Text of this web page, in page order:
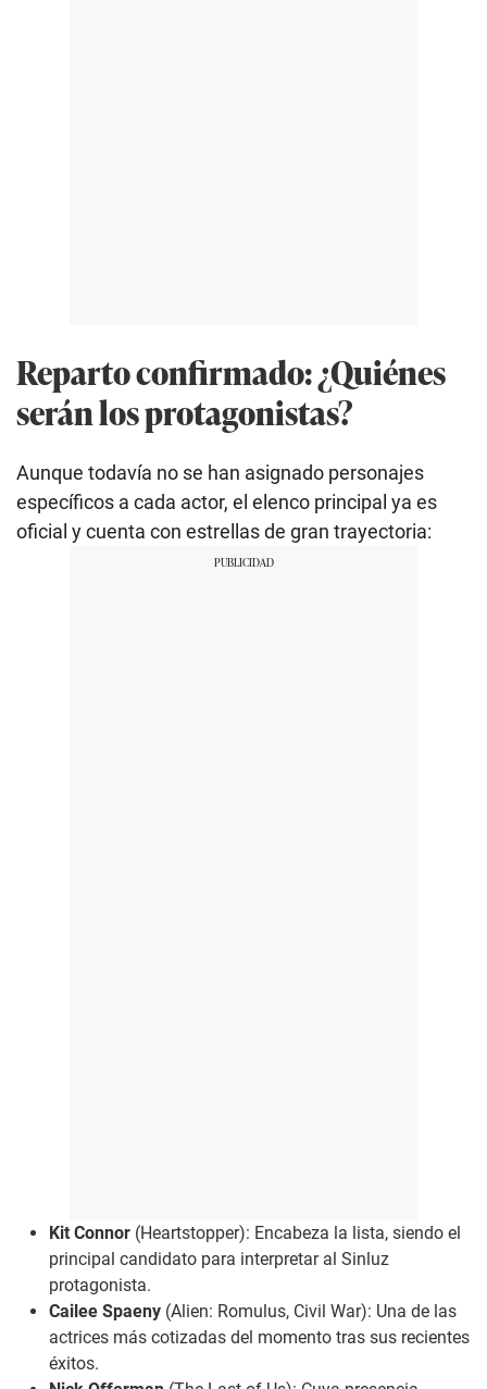
Reparto confirmado: ¿Quiénes
serán los protagonistas?
Aunque todavía no se han asignado personajes
específicos a cada actor, el elenco principal ya es
oficial y cuenta con estrellas de gran trayectoria:
Kit Connor (Heartstopper): Encabeza la lista, siendo el
principal candidato para interpretar al Sinluz
protagonista.
Cailee Spaeny (Alien: Romulus, Civil War): Una de las
actrices más cotizadas del momento tras sus recientes
éxitos.